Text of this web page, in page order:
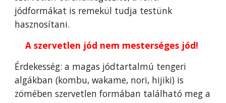
jódformákat is remekül tudja testünk
hasznosítani.
A szervetlen jód nem mesterséges jód!
Érdekesség: a magas jódtartalmú tengeri
algákban (kombu, wakame, nori, hijiki) is
zömében szervetlen formában található meg a